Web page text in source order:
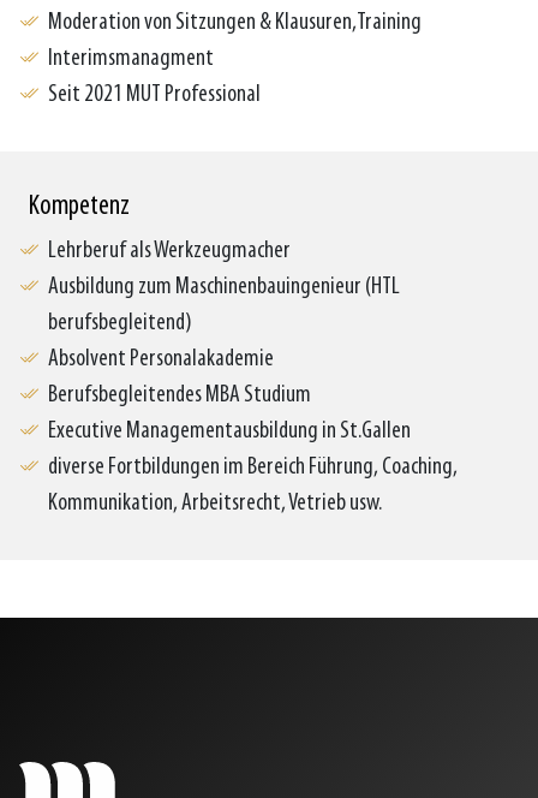
Moderation von Sitzungen & Klausuren,Training
Interimsmanagment
Seit 2021 MUT Professional
Kompetenz
Lehrberuf als Werkzeugmacher
Ausbildung zum Maschinenbauingenieur (HTL
berufsbegleitend)
Absolvent Personalakademie
Berufsbegleitendes MBA Studium
Executive Managementausbildung in St.Gallen
diverse Fortbildungen im Bereich Führung, Coaching,
Kommunikation, Arbeitsrecht, Vetrieb usw.